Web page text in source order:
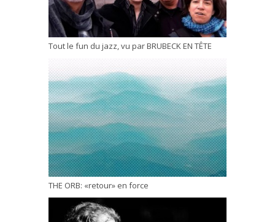
Tout le fun du jazz, vu par BRUBECK EN TÊTE
THE ORB: «retour» en force